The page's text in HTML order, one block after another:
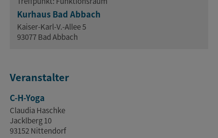
Kurhaus Bad Abbach
Kaiser-Karl-V.-Allee 5
93077 Bad Abbach
Veranstalter
C-H-Yoga
Claudia Haschke
Jacklberg 10
93152 Nittendorf